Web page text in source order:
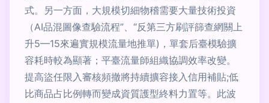
式。另一方面，大規模切細物稽需要大量技術投資
（AI品混圖像查驗流程”、“反第三方刷評篩查網關上
升5—15來遍實規模流量地推單)，單套后臺模驗擴
容耗時較為顯著；平臺流量師組織協調效率改變。
提高盜任限入審核頻撤將持續擴容接入信用補貼;低
比商品占比例轉而變成資質護型終料力置等。此波